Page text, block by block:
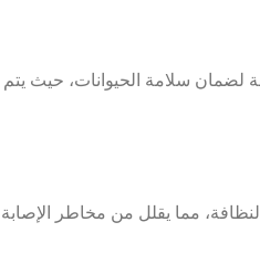
لضمان سلامة الحيوانات، حيث
مما يقلل من مخاطر